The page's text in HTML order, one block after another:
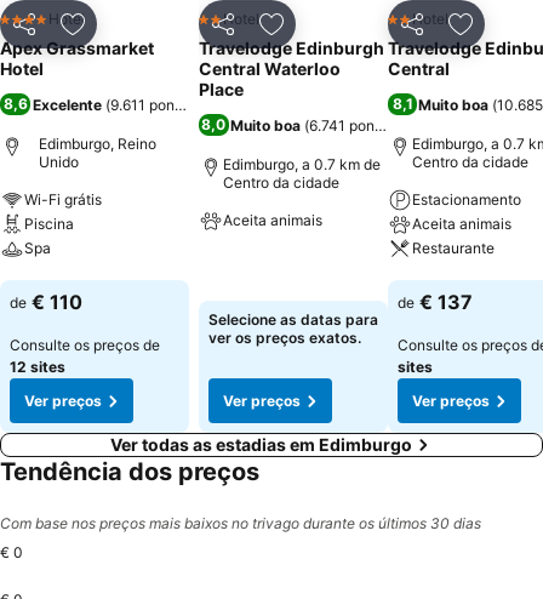
disponíveis, chaves magnéticas, cortinas blackout, janelas com
vista, mesa de escritório, ferro e tábua de passar, kit de costura,
roupas de cama/toalhas extras no quarto, acesso à internet, TV de
LCD com canais via satélite, dentre outros.
PartilharAdicionar aos favoritos
4 EstrelasHotel
Apex Grassmarket
Hotel
8,6 Excelente (9.611 pontuações
Edimburgo, Reino
Unido
Wi-Fi grátis
Piscina
Spa
Ver preços
de € 110
Consulte os preços de
12 sites
Ver preços
PartilharAdicionar aos favoritos
2 Estrelas
Hotel
Travelodge Edinburgh
Central Waterloo
Place
8,0 Muito boa (6.741 pontuações
Edimburgo, a 0.7 km de
Centro da cidade
Aceita animais
Selecione as datas para
ver os preços exatos.
Ver preços
Partilhar
2 Estrelas
Hotel
Travelodge
Central
8,1 Muito boa (
Edimburgo, a 0.7
Centro da cidade
Estacionamento
Aceita animais
Restaurante
Ver preços
de € 137
Consulte os preços
sites
Ver preços
Ver todas as estadias em Edimburgo
Tendência dos preços
Com base nos preços mais baixos no trivago durante os últimos 30 dias
€ 0